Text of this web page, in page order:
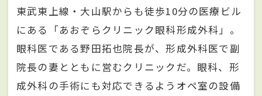
東武東上線・大山駅からも徒歩10分の医療ビル
にある「あおぞらクリニック眼科形成外科」。
眼科医である野田拓也院長が、形成外科医で副
院長の妻とともに営むクリニックだ。眼科、形
成外科の手術にも対応できるようオペ室の設備